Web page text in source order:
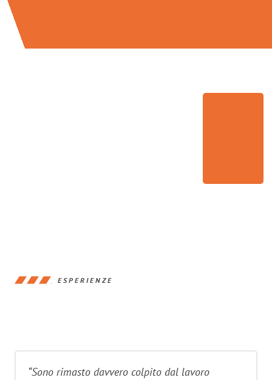
ESPERIENZE
“Sono rimasto davvero colpito dal lavoro